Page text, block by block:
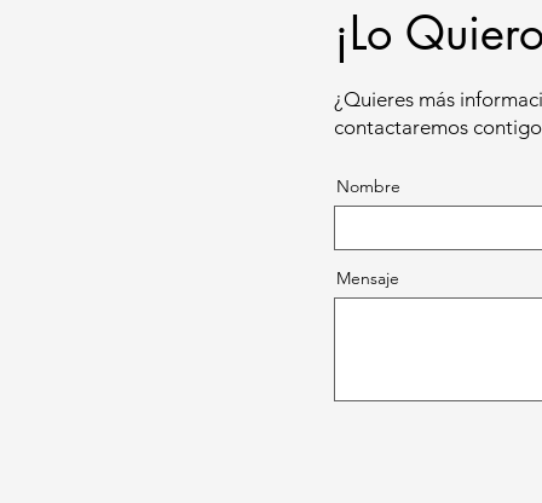
¡Lo
¿Quieres más
contactaremos
Nombre
Mensaje